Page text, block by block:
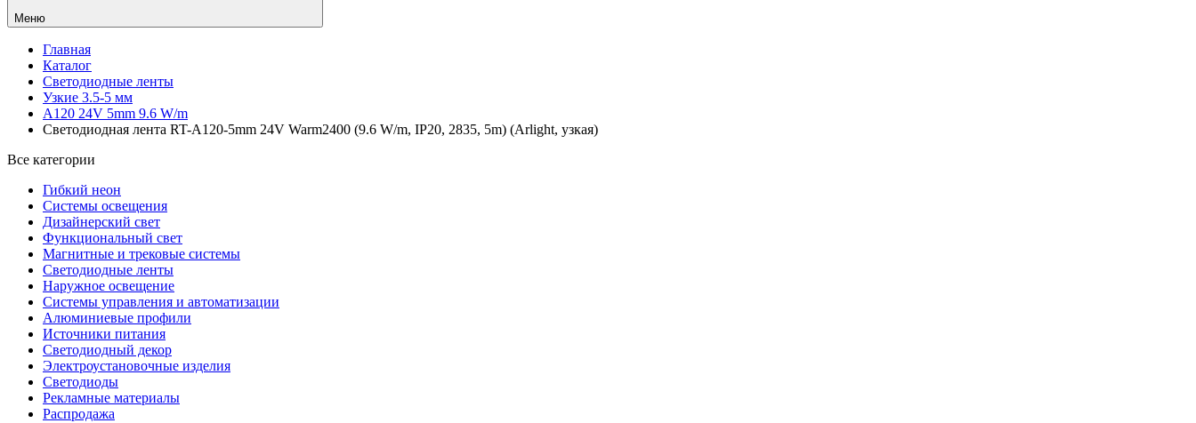
Меню
Главная
Каталог
Светодиодные ленты
Узкие 3.5-5 мм
A120 24V 5mm 9.6 W/m
Светодиодная лента RT-A120-5mm 24V Warm2400 (9.6 W/m, IP20, 2835, 5m) (Arlight, узкая)
Все категории
Гибкий неон
Системы освещения
Дизайнерский свет
Функциональный свет
Магнитные и трековые системы
Светодиодные ленты
Наружное освещение
Системы управления и автоматизации
Алюминиевые профили
Источники питания
Светодиодный декор
Электроустановочные изделия
Светодиоды
Рекламные материалы
Распродажа